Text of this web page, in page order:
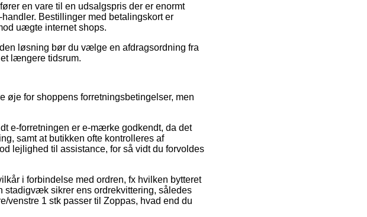
en vare til en udsalgspris der er enormt
Bestillinger med betalingskort er
uægte internet shops.
løsning bør du vælge en afdragsordning fra
længere tidsrum.
øje for shoppens forretningsbetingelser, men
e-forretningen er e-mærke godkendt, da det
samt at butikken ofte kontrolleres af
lejlighed til assistance, for så vidt du forvoldes
i forbindelse med ordren, fx hvilken bytteret
stadigvæk sikrer ens ordrekvittering, således
venstre 1 stk passer til Zoppas, hvad end du